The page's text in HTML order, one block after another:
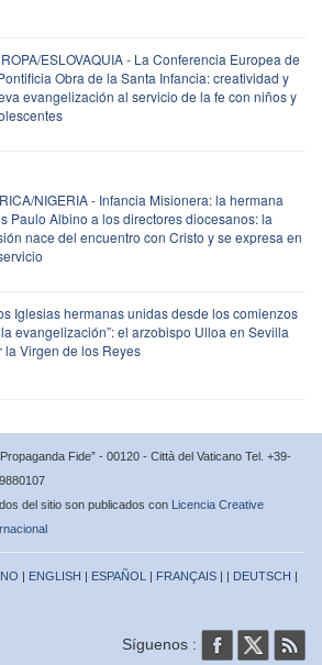
ESLOVAQUIA - La Conferencia Europea de
Obra de la Santa Infancia: creatividad y
evangelización al servicio de la fe con niños y
NIGERIA - Infancia Misionera: la hermana
Paulo Albino a los directores diocesanos: la
nace del encuentro con Cristo y se expresa en
Iglesias hermanas unidas desde los comienzos
evangelización”: el arzobispo Ulloa en Sevilla
la Virgen de los Reyes
Fide” - 00120 - Città del Vaticano Tel. +39-
del sitio son publicados con
Licencia Creative
ENGLISH ESPAÑOL FRANÇAIS DEUTSCH
Síguenos :